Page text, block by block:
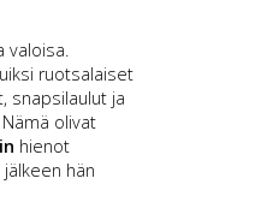
valoisa.
ruotsalaiset
snapsilaulut ja
olivat
hienot
hän